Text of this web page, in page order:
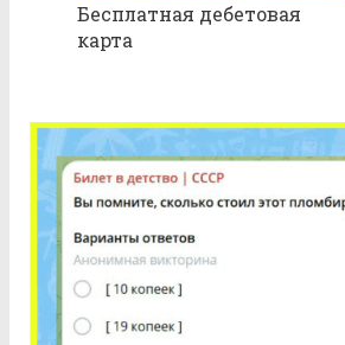
Бесплатная дебетовая
карта